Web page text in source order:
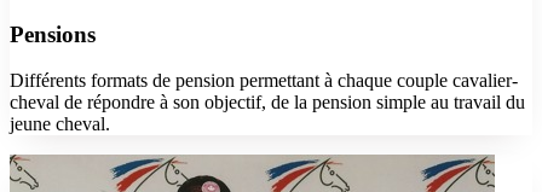
Pensions
Différents formats de pension permettant à chaque couple cavalier-
cheval de répondre à son objectif, de la pension simple au travail du
jeune cheval.